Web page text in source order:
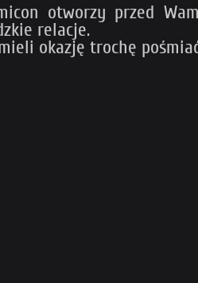
otworzy przed
relacje.
okazję trochę